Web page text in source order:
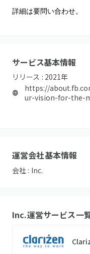
詳細は要問い合わせ。
サービス基本情報
リリース : 2021年
https://
ur-vision-for-the-
運営会社基本情報
会社 : Inc.
Inc.運営サービス一